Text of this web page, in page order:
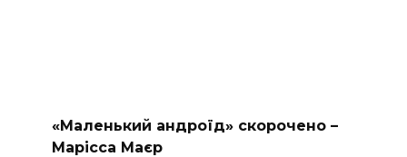
«Маленький андроїд» скорочено –
Марісса Маєр